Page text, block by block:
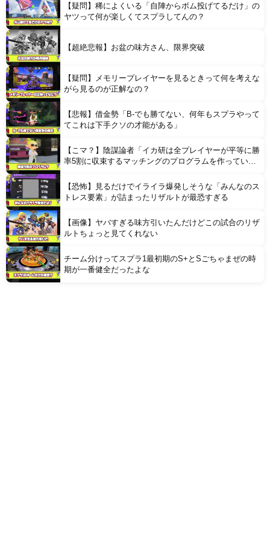
Powered by livedoor 相互RSS【疑問】稀によくいる「自陣からボム投げてるだけ」の
ヤツって何が楽しくてスプラしてんの？
【超絶悲報】お盆の味方さん、限界突破
【疑問】メモリープレイヤーを見るときって何を考えな
がら見るのが正解なの？
【悲報】借金勢「B-でも勝てない、何年もスプラやって
てこれは下手クソの才能がある」
【こマ？】陰謀論者「イカ研は全プレイヤーが平等に勝
率5割に収束するマッチングのプログラムを作ってい
【恐怖】見るだけでイライラ爆発しそうな「みんなのス
トレス要素」が詰まったリザルトが最恐すぎる
【画像】ヤバすぎる味方引いたんだけどこの試合のリザ
ルトちょっと見てくれない
チーム分けってスプラ1最初期のS+とSごちゃまぜの時
期が一番健全だったよな